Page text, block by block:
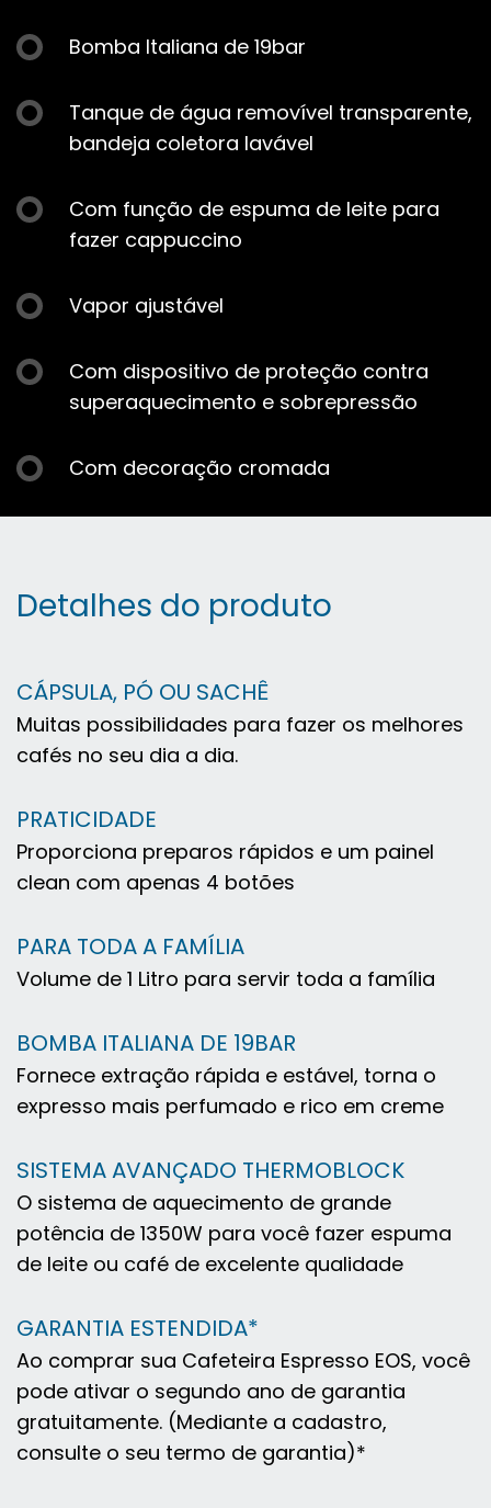
Bomba Italiana de 19bar
Tanque de água removível transparente,
bandeja coletora lavável
Com função de espuma de leite para
fazer cappuccino
Vapor ajustável
Com dispositivo de proteção contra
superaquecimento e sobrepressão
Com decoração cromada
Detalhes do produto
CÁPSULA, PÓ OU SACHÊ
Muitas possibilidades para fazer os melhores
cafés no seu dia a dia.
PRATICIDADE
Proporciona preparos rápidos e um painel
clean com apenas 4 botões
PARA TODA A FAMÍLIA
Volume de 1 Litro para servir toda a família
BOMBA ITALIANA DE 19BAR
Fornece extração rápida e estável, torna o
expresso mais perfumado e rico em creme
SISTEMA AVANÇADO THERMOBLOCK
O sistema de aquecimento de grande
potência de 1350W para você fazer espuma
de leite ou café de excelente qualidade
GARANTIA ESTENDIDA*
Ao comprar sua Cafeteira Espresso EOS, você
pode ativar o segundo ano de garantia
gratuitamente. (Mediante a cadastro,
consulte o seu termo de garantia)*